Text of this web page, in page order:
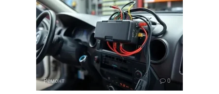
Ремонт 0